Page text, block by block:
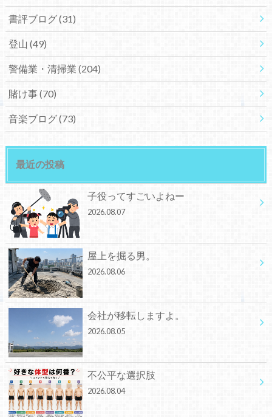
書評ブログ(31)
登山 (49)
警備業・清掃業 (204)
賭け事(70)
音楽ブログ(73)
最近の投稿
子役ってすごいよねー
2026.08.07
屋上を掘る男。
2026.08.06
会社が移転しますよ。
2026.08.05
不公平な選択肢
2026.08.04